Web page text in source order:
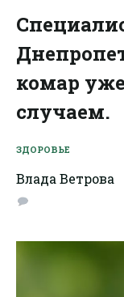
комар
случаем.
ЗДОРОВЬЕ
Влада Ветрова